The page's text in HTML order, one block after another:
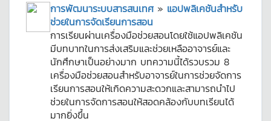
การพัฒนาระบบสารสนเทศ » แอปพลิเคชันสำหรับ
ช่วยในการจัดเรียนการสอน
การเรียนผ่านเครื่องมือช่วยสอนโดยใช้แอปพลิเคชัน
มีบทบาทในการส่งเสริมและช่วยเหลืออาจารย์และ
นักศึกษาเป็นอย่างมาก บทความนี้ได้รวบรวม 8
เครื่องมือช่วยสอนสำหรับอาจารย์ในการช่วยจัดการ
เรียนการสอนให้เกิดความสะดวกและสามารถนำไป
ช่วยในการจัดการสอนให้สอดคล้องกับบทเรียนได้
มากยิ่งขึ้น